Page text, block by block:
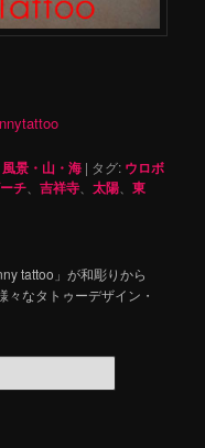
景・山・海 | タグ: ウロボ
チ 、吉祥寺 、太陽 、東
tattoo」が和彫りから
なタトゥーデザイン・